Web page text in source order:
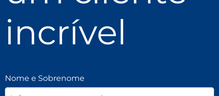
incrível
Nome e Sobrenome